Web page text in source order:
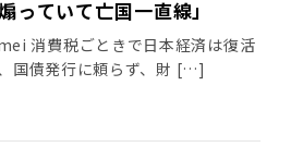
ていて亡国一直線」
消費税ごときで日本経済は復活
国債発行に頼らず、財 […]